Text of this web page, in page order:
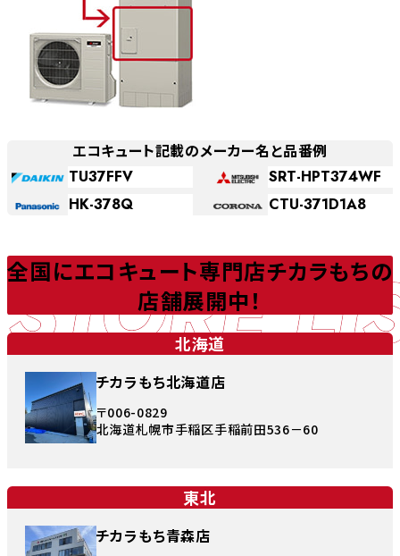
エコキュート記載のメーカー名と品番例
TU37FFV
SRT-HPT374WF
HK-378Q
CTU-371D1A8
STORE
全国にエコキュート専門店チカラもちの
店舗展開中！
北海道
チカラもち北海道店
〒006-0829
北海道札幌市手稲区手稲前田536－60
東北
チカラもち青森店